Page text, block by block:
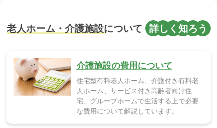
介護施設の費用について
住宅型有料老人ホーム、介護付き有料老
人ホーム、サービス付き高齢者向け住
宅、グループホームで生活する上で必要
な費用について解説しています。